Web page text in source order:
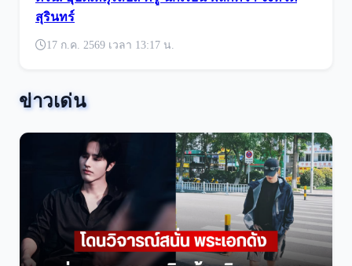
สุรินทร์
17 ก.ค. 2569 เวลา 13:17 น.
ข่าวเด่น